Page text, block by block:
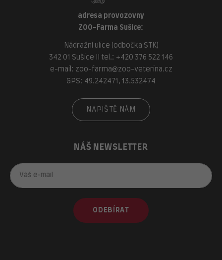
adresa provozovny
ZOO-Farma Sušice:
Nádražní ulice (odbočka STK)
342 01 Sušice II tel.: +420 376 522 146
e-mail: zoo-farma@zoo-veterina.cz
GPS: 49.242471, 13.532474
NAPIŠTĚ NÁM
NÁŠ NEWSLETTER
ODEBÍRAT